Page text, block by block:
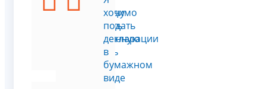
необходимо
получить
электронную
подпись
хочу
подать
декларации
в
бумажном
виде